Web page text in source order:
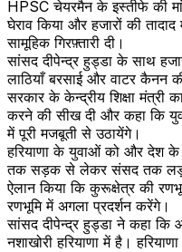
HPSC चेयरमैन के इस्तीफे की
घेराव किया और हजारों की
सामूहिक गिरफ़्तारी दी।
सांसद दीपेन्द्र हुड्डा के साथ
लाठियाँ बरसाई और वाटर कैनन की
सरकार के केन्द्रीय शिक्षा मंत्री
करने की सीख दी और कहा कि
में पूरी मजबूती से उठायेंगे।
हरियाणा के युवाओं को और देश के
तक सड़क से लेकर संसद तक
ऐलान किया कि कुरूक्षेत्र की
रणभूमि में अगला प्रदर्शन करेंगे।
सांसद दीपेन्द्र हुड्डा ने कहा कि
नशाखोरी हरियाणा में है।